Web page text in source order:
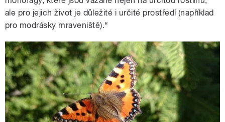
ale pro jejich život je důležité i určité prostředí (například
pro modrásky mraveniště).“